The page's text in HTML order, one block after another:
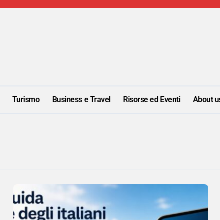
Turismo Business e Travel Risorse ed Eventi About